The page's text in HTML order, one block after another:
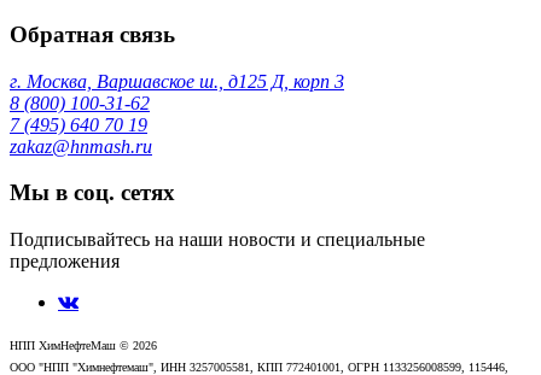
Обратная связь
г. Москва, Варшавское ш., д125 Д, корп 3
8 (800) 100-31-62
7 (495) 640 70 19
zakaz@hnmash.ru
Мы в соц. сетях
Подписывайтесь на наши новости и специальные
предложения
НПП ХимНефтеМаш © 2026
ООО "НПП "Химнефтемаш", ИНН 3257005581, КПП 772401001, ОГРН 1133256008599, 115446,